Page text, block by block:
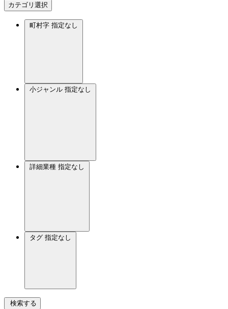
カテゴリ選択
町村字 指定なし
小ジャンル 指定なし
詳細業種 指定なし
タグ 指定なし
検索する